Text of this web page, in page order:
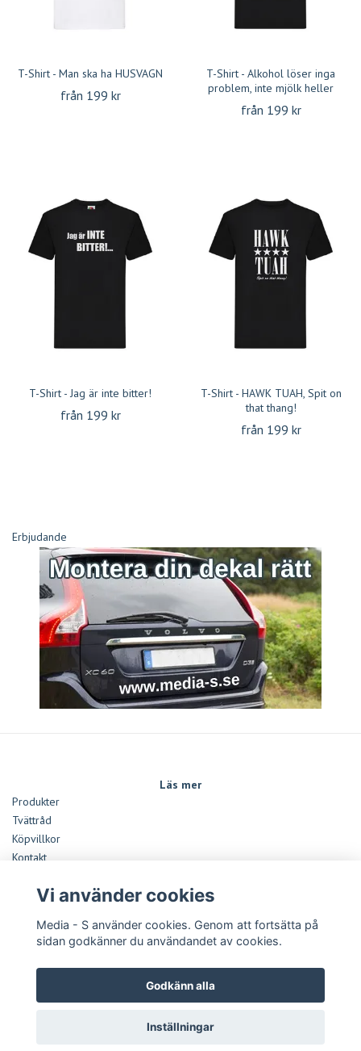
T-Shirt - Man ska ha HUSVAGN
från 199 kr
T-Shirt - Alkohol löser inga
problem, inte mjölk heller
från 199 kr
T-Shirt - Jag är inte bitter!
från 199 kr
T-Shirt - HAWK TUAH, Spit on
that thang!
från 199 kr
Erbjudande
Läs mer
Produkter
Tvättråd
Köpvillkor
Kontakt
Storleksguide
Sociala medier
Betalsätt
Vi använder cookies
Media - S använder cookies. Genom att fortsätta på
sidan godkänner du användandet av cookies.
Godkänn alla
Inställningar